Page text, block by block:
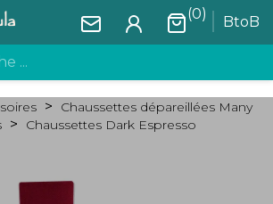
BtoB
(0)
Chaussettes dépareillées Many
Chaussettes Dark Espresso